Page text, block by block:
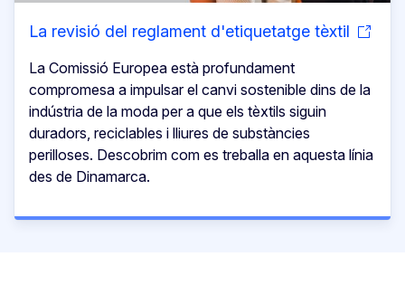
La revisió del reglament d'etiquetatge tèxtil
La Comissió Europea està profundament
compromesa a impulsar el canvi sostenible dins de la
indústria de la moda per a que els tèxtils siguin
duradors, reciclables i lliures de substàncies
perilloses. Descobrim com es treballa en aquesta línia
des de Dinamarca.